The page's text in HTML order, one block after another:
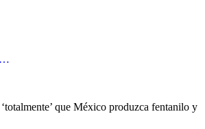
que México produzca fentanilo y